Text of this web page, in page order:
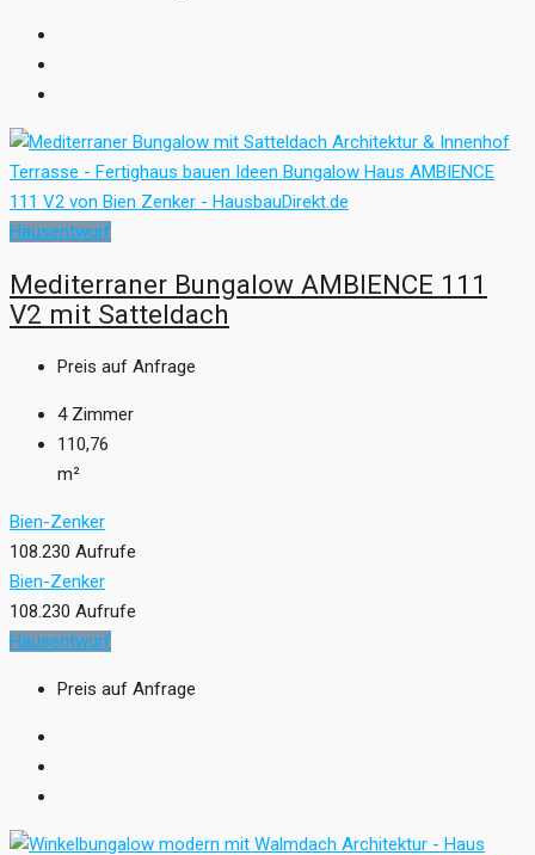
Hausentwurf
Mediterraner Bungalow AMBIENCE 111
V2 mit Satteldach
Preis auf Anfrage
4 Zimmer
110,76
m²
Bien-Zenker
108.230 Aufrufe
Bien-Zenker
108.230 Aufrufe
Hausentwurf
Preis auf Anfrage